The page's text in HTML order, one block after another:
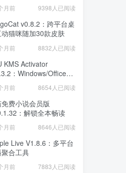
月前 9398人已阅读
v0.8.2：跨平台桌
猫咪随加30款皮肤
月前 8832人已阅读
KMS Activator
：Windows/Office智
月前 8654人已阅读
费小说会员版
：解锁全本畅读
月前 8646人已阅读
Live V1.8.6：多平台
合工具
月前 7883人已阅读